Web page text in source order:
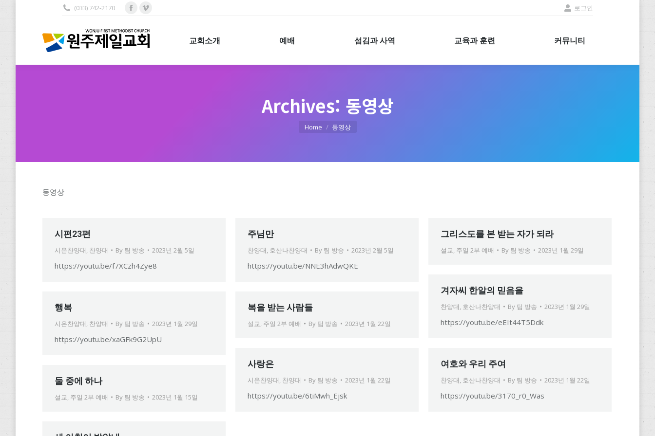
(033) 742-2170
Facebook
opens
new
Vimeo
opens
in
new
로그인
교회소개 예배 섬김과 사역 교육과 훈련 커뮤니티
Archives: 동영상
Home 동영상
동영상
시편23편
시온찬양대, 찬양대 By 팀 방송 2023년 2월 5일
https://youtu.be/f7XCzh4Zye8
주님만
찬양대, 호산나찬양대 By 팀 방송 2023년 2월 5일
https://youtu.be/NNE3hAdwQKE
그리스도를 본 받는 자가 되라
설교, 주일 2부 예배 By 팀 방송 2023년 1월 29일
겨자씨 한알의 믿음을
찬양대, 호산나찬양대 By 팀 방송 2023년 1월 29일
https://youtu.be/eEIt44T5Ddk
행복
시온찬양대, 찬양대 By 팀 방송 2023년 1월 29일
https://youtu.be/xaGFk9G2UpU
복을 받는 사람들
설교, 주일 2부 예배 By 팀 방송 2023년 1월 22일
사랑은
시온찬양대, 찬양대 By 팀 방송 2023년 1월 22일
https://youtu.be/6tiMwh_Ejsk
여호와 우리 주여
찬양대, 호산나찬양대 By 팀 방송 2023년 1월 22일
https://youtu.be/3170_r0_Was
둘 중에 하나
설교, 주일 2부 예배 By 팀 방송 2023년 1월 15일
교회소개 예배 섬김과 사역 교육과 훈련 커뮤니티